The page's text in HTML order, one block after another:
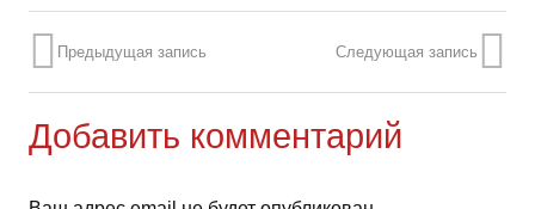
Предыдущая запись Следующая запись
Добавить комментарий